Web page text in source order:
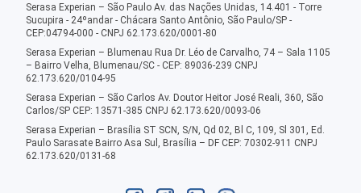
Serasa Experian – São Paulo Av. das Nações Unidas, 14.401 - Torre
Sucupira - 24ºandar - Chácara Santo Antônio, São Paulo/SP -
CEP:04794-000 - CNPJ 62.173.620/0001-80
Serasa Experian – Blumenau Rua Dr. Léo de Carvalho, 74 – Sala 1105
– Bairro Velha, Blumenau/SC - CEP: 89036-239 CNPJ
62.173.620/0104-95
Serasa Experian – São Carlos Av. Doutor Heitor José Reali, 360, São
Carlos/SP CEP: 13571-385 CNPJ 62.173.620/0093-06
Serasa Experian – Brasília ST SCN, S/N, Qd 02, Bl C, 109, Sl 301, Ed.
Paulo Sarasate Bairro Asa Sul, Brasília – DF CEP: 70302-911 CNPJ
62.173.620/0131-68